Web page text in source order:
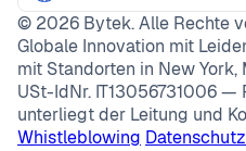
© 2026 Bytek. Alle Rechte
Globale Innovation mit
mit Standorten in New
USt-IdNr. IT13056731006
unterliegt der Leitung und
Whistleblowing